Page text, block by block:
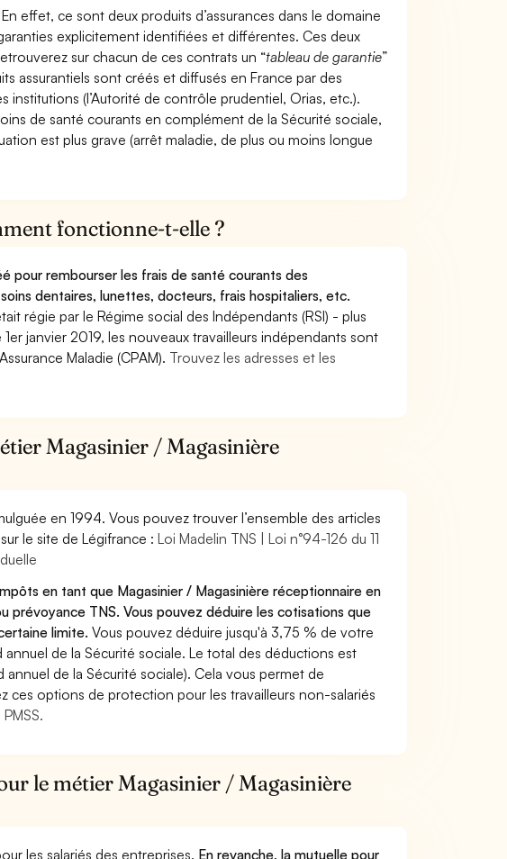
effet, ce sont deux produits d’assurances dans le domaine
explicitement identifiées et différentes. Ces deux
sur chacun de ces contrats un “tableau de garantie”
assurantiels sont créés et diffusés en France par des
(l’Autorité de contrôle prudentiel, Orias, etc.).
de santé courants en complément de la Sécurité sociale,
est plus grave (arrêt maladie, de plus ou moins longue
fonctionne-t-elle ?
pour rembourser les frais de santé courants des
dentaires, lunettes, docteurs, frais hospitaliers, etc.
régie par le Régime social des Indépendants (RSI) - plus
1er janvier 2019, les nouveaux travailleurs indépendants sont
Maladie (CPAM). Trouvez les adresses et les
Magasinier / Magasinière
en 1994. Vous pouvez trouver l’ensemble des articles
le site de Légifrance :Loi Madelin TNS | Loi n°94-126 du 11
en tant que Magasinier / Magasinière réceptionnaire en
TNS. Vous pouvez déduire les cotisations que
limite.Vous pouvez déduire jusqu'à 3,75 % de votre
de la Sécurité sociale. Le total des déductions est
de la Sécurité sociale). Cela vous permet de
ces options de protection pour les travailleurs non-salariés
le métier Magasinier / Magasinière
les salariés des entreprises. En revanche, la mutuelle pour